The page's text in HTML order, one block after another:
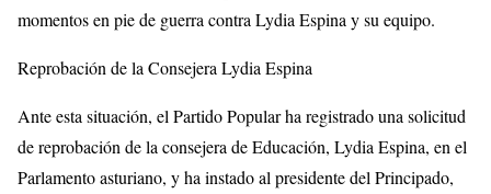
momentos en pie de guerra contra Lydia Espina y su equipo.
Reprobación de la Consejera Lydia Espina
Ante esta situación, el Partido Popular ha registrado una solicitud
de reprobación de la consejera de Educación, Lydia Espina, en el
Parlamento asturiano, y ha instado al presidente del Principado,